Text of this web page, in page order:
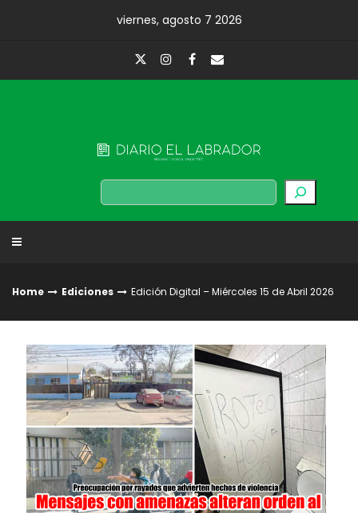
viernes, agosto 7 2026
Buscar
Home Ediciones Edición Digital – Miércoles 15 de Abril 2026